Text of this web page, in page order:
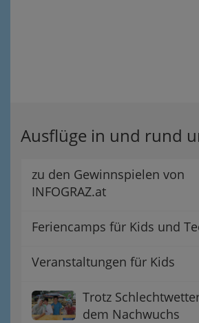
Ausflüge in und rund
zu den Gewinnspielen von
INFOGRAZ.at
Feriencamps für Kids und
Veranstaltungen für Kids
Trotz
dem Nachwuchs